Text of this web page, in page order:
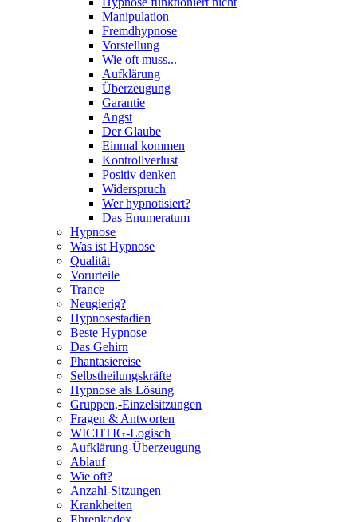
Manipulation
Fremdhypnose
Vorstellung
Wie oft muss...
Aufklärung
Überzeugung
Garantie
Angst
Der Glaube
Einmal kommen
Kontrollverlust
Positiv denken
Widerspruch
Wer hypnotisiert?
Das Enumeratum
Hypnose
Was ist Hypnose
Qualität
Vorurteile
Trance
Neugierig?
Hypnosestadien
Beste Hypnose
Das Gehirn
Phantasiereise
Selbstheilungskräfte
Hypnose als Lösung
Gruppen,-Einzelsitzungen
Fragen & Antworten
WICHTIG-Logisch
Aufklärung-Überzeugung
Ablauf
Wie oft?
Anzahl-Sitzungen
Krankheiten
Ehrenkodex